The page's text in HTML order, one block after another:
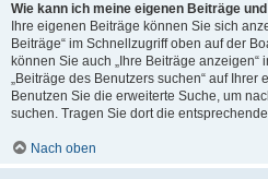
Wie kann ich meine eigenen Beiträge
Ihre eigenen Beiträge können Sie sich
Beiträge“ im Schnellzugriff oben auf der
können Sie auch „Ihre Beiträge
„Beiträge des Benutzers suchen“ auf
Benutzen Sie die erweiterte Suche, um
suchen. Tragen Sie dort die
Nach oben